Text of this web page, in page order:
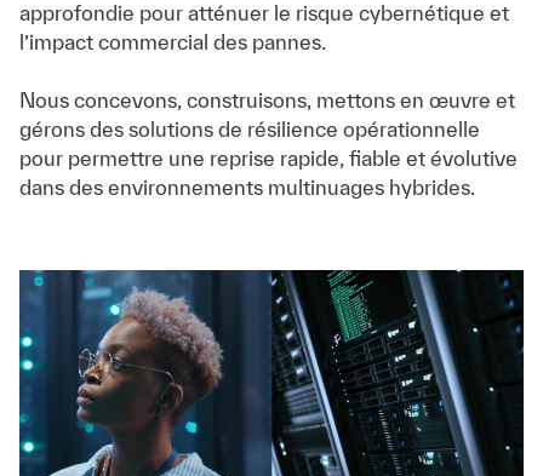
approfondie pour atténuer le risque cybernétique et
l’impact commercial des pannes.
Nous concevons, construisons, mettons en œuvre et
gérons des solutions de résilience opérationnelle
pour permettre une reprise rapide, fiable et évolutive
dans des environnements multinuages hybrides.